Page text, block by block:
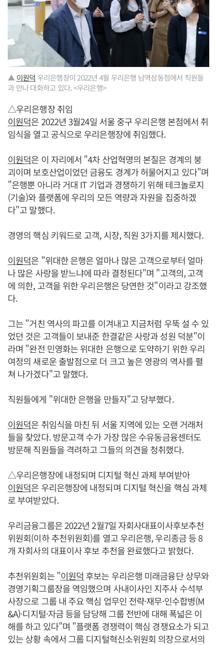
▲ 이원덕 우리은행장이 2022년 4월 우리은행 남역삼동점에서 직원들
과 만나 대화하고 있다. <우리은행>
△우리은행장 취임
이원덕은 2022년 3월24일 서울 중구 우리은행 본점에서 취
임식을 열고 공식으로 우리은행장에 취임했다.
이원덕은 이 자리에서 "4차 산업혁명의 본질은 경계의 붕
괴이며 보호산업이었던 금융도 경계가 허물어지고 있다"며
"은행뿐 아니라 거대 IT 기업과 경쟁하기 위해 테크놀로지
(기술)와 플랫폼에 우리의 모든 역량과 자원을 집중하겠
다"고 말했다.
경영의 핵심 키워드로 고객, 시장, 직원 3가지를 제시했다.
이원덕은 "위대한 은행은 얼마나 많은 고객으로부터 얼마
나 많은 사랑을 받느냐에 따라 결정된다"며 "고객의, 고객
에 의한, 고객을 위한 우리은행은 당연한 것"이라고 강조했
다.
그는 "거친 역사의 파고를 이겨내고 지금처럼 우뚝 설 수 있
었던 것은 고객들이 보내준 한결같은 사랑과 성원 덕분"이
라며 "완전 민영화는 위대한 은행으로 도약하기 위한 우리
여정의 새로운 출발점으로 더 크고 높은 영광의 역사를 펼
쳐 나가겠다"고 말했다.
직원들에게 "위대한 은행을 만들자"고 당부했다.
이원덕은 취임식을 마친 뒤 서울 지역에 있는 오랜 거래처
들을 찾았다. 방문고객 수가 가장 많은 수유동금융센터도
방문해 직원들을 격려하고 그들의 의견을 청취했다.
△우리은행장에 내정되며 디지털 혁신 과제 부여받아
이원덕은 우리은행장에 내정되며 디지털 혁신을 핵심 과제
로 부여받았다.
우리금융그룹은 2022년 2월7일 자회사대표이사후보추천
위원회(이하 추천위원회)를 열고 우리은행, 우리종금 등 8
개 자회사의 대표이사 후보 추천을 완료했다고 밝혔다.
추천위원회는 "이원덕 후보는 우리은행 미래금융단 상무와
경영기획그룹장을 역임했으며 사내이사인 지주사 수석부
사장으로 그룹 내 주요 핵심 업무인 전략·재무·인수합병(M
&A)·디지털·자금 등을 담당해 그룹 전반에 대해 폭넓은 이
해를 하고 있다"며 "플랫폼 경쟁력이 핵심 경쟁요소가 되고
있는 상황 속에서 그룹 디지털혁신소위원회 의장으로서의